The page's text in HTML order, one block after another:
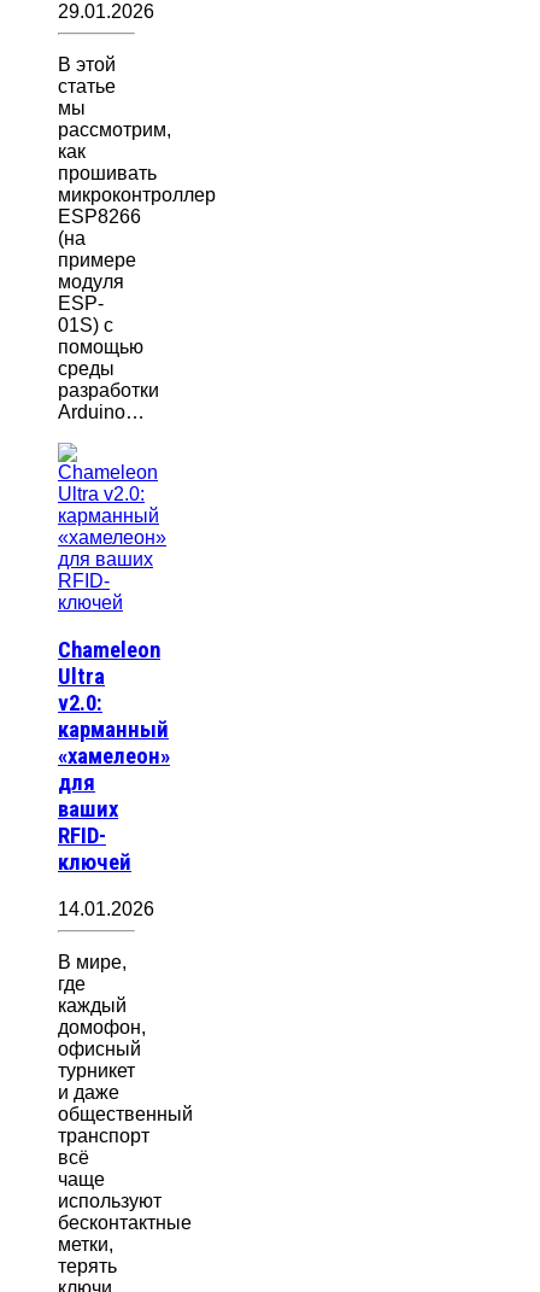
29.01.2026
В этой
статье
мы
рассмотрим,
как
прошивать
микроконтроллер
ESP8266
(на
примере
модуля
ESP-
01S) с
помощью
среды
разработки
Arduino…
Chameleon
Ultra
v2.0:
карманный
«хамелеон»
для
ваших
RFID-
ключей
14.01.2026
В мире,
где
каждый
домофон,
офисный
турникет
и даже
общественный
транспорт
всё
чаще
используют
бесконтактные
метки,
терять
ключи…